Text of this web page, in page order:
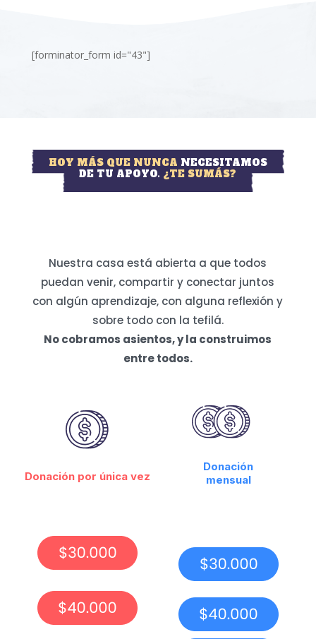
[forminator_form id="43"]
HOY MÁS QUE NUNCA NECESITAMOS
DE TU APOYO. ¿TE SUMÁS?
Nuestra casa está abierta a que todos
puedan venir, compartir y conectar juntos
con algún aprendizaje, con alguna reflexión y
sobre todo con la tefilá.
No cobramos asientos, y la construimos
entre todos.
Donación por única vez
Donación
mensual